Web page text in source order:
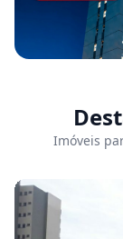
Imóveis